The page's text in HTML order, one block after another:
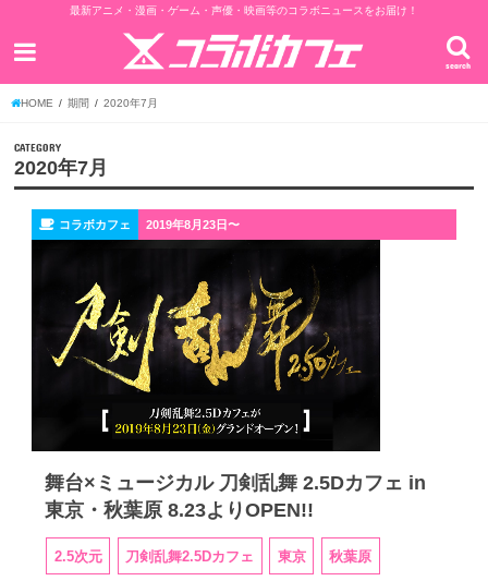
最新アニメ・漫画・ゲーム・声優・映画等のコラボニュースをお届け！
search
HOME 期間 2020年7月
CATEGORY
2020年7月
コラボカフェ 2019年8月23日〜
舞台×ミュージカル 刀剣乱舞 2.5Dカフェ in
東京・秋葉原 8.23よりOPEN!!
2.5次元 刀剣乱舞2.5Dカフェ 東京 秋葉原